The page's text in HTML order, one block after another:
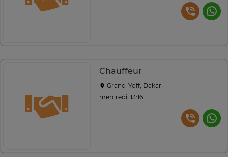
Chauffeur
Grand-Yoff, Dakar
mercredi, 13:16